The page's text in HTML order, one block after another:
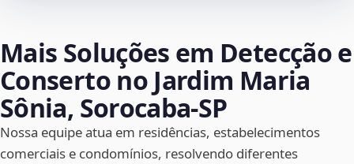
Mais Soluções em Detecção e
Conserto no Jardim Maria
Sônia, Sorocaba‑SP
Nossa equipe atua em residências, estabelecimentos
comerciais e condomínios, resolvendo diferentes